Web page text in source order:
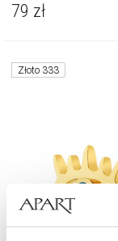
79 zł
Złoto 333